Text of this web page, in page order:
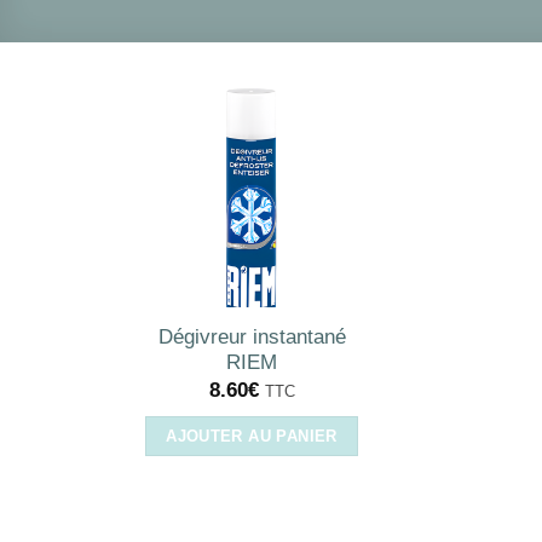
Dégivreur instantané
RIEM
8.60€ TTC
AJOUTER AU PANIER